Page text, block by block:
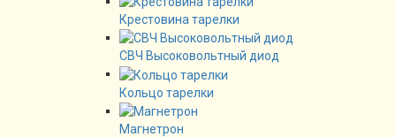
Крестовина тарелки
СВЧ Высоковольтный диод
Кольцо тарелки
Магнетрон